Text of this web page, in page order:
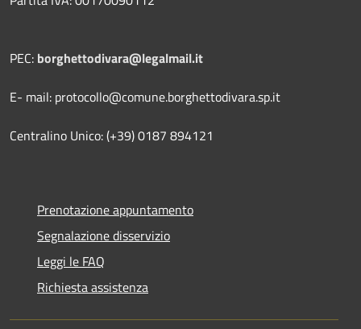
PEC: borghettodivara@legalmail.it
E- mail: protocollo@comune.borghettodivara.sp.it
Centralino Unico: (+39) 0187 894121
Prenotazione appuntamento
Segnalazione disservizio
Leggi le FAQ
Richiesta assistenza